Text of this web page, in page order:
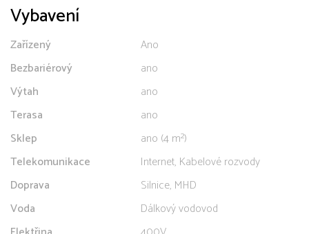
Vybavení
Zařízený
Ano
Bezbariérový
ano
Výtah
ano
Terasa
ano
Sklep
ano (4 m²)
Telekomunikace
Internet, Kabelové rozvody
Doprava
Silnice, MHD
Voda
Dálkový vodovod